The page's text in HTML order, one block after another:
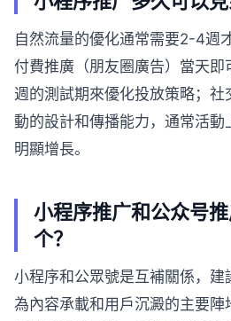
自然流量的優化通常需要2-4週
付費推廣（朋友圈廣告）當天
週的測試期來優化投放策略；
動的設計和傳播能力，通常活動
明顯增長。
小程序推广和公众号
个？
小程序和公眾號是互補關係，
為內容承載和用戶沉澱的主要陣